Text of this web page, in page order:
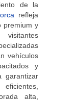
de la
refleja
premium y
vehículos
y
garantizar
alta,